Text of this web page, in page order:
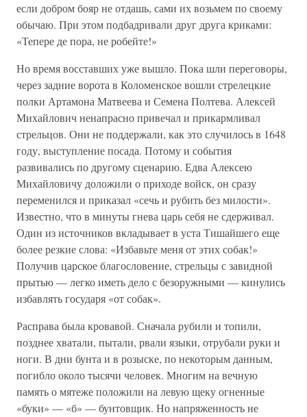
если добром бояр не отдашь, сами их возьмем по своему
обычаю. При этом подбадривали друг друга криками:
«Тепере де пора, не робейте!»
Но время восставших уже вышло. Пока шли переговоры,
через задние ворота в Коломенское вошли стрелецкие
полки Артамона Матвеева и Семена Полтева. Алексей
Михайлович ненапрасно привечал и прикармливал
стрельцов. Они не поддержали, как это случилось в 1648
году, выступление посада. Потому и события
развивались по другому сценарию. Едва Алексею
Михайловичу доложили о приходе войск, он сразу
переменился и приказал «сечь и рубить без милости».
Известно, что в минуты гнева царь себя не сдерживал.
Один из источников вкладывает в уста Тишайшего еще
более резкие слова: «Избавьте меня от этих собак!»
Получив царское благословение, стрельцы с завидной
прытью — легко иметь дело с безоружными — кинулись
избавлять государя «от собак».
Расправа была кровавой. Сначала рубили и топили,
позднее хватали, пытали, рвали языки, отрубали руки и
ноги. В дни бунта и в розыске, по некоторым данным,
погибло около тысячи человек. Многим на вечную
память о мятеже положили на левую щеку огненные
«буки» — «б» — бунтовщик. Но напряженность не